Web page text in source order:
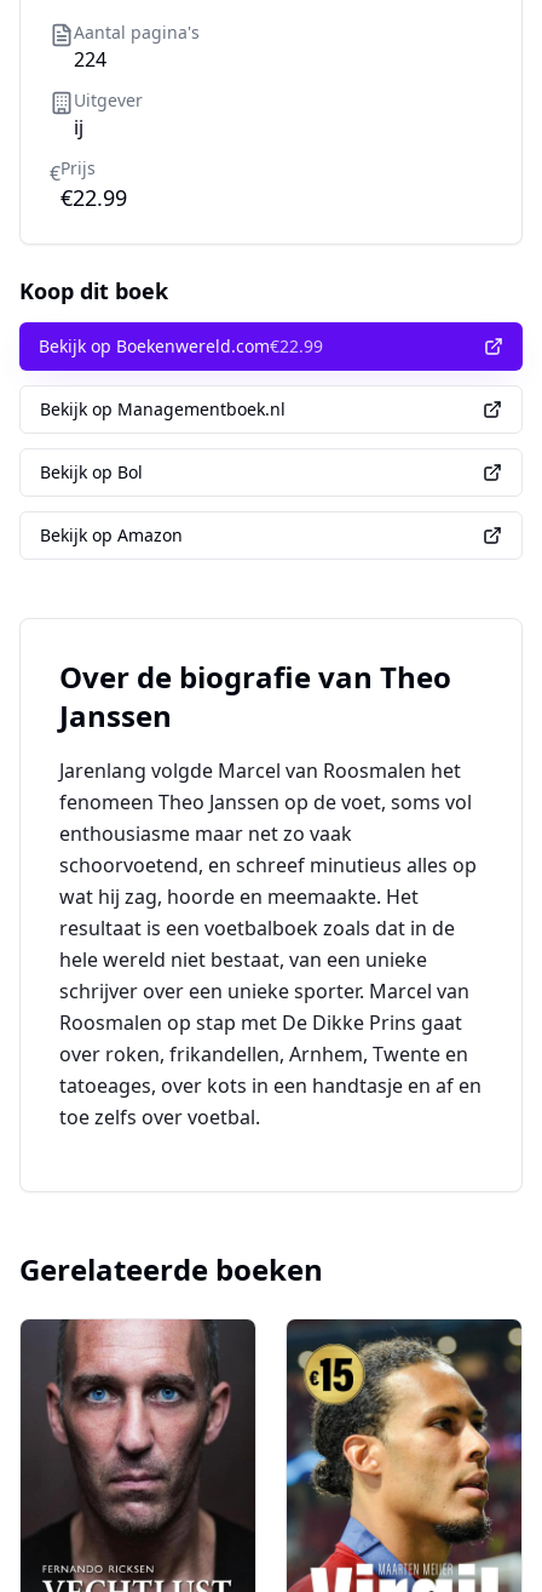
Aantal pagina's
224
Uitgever
ij
€Prijs
€22.99
Koop dit boek
Bekijk op Boekenwereld.com€22.99
Bekijk op Managementboek.nl
Bekijk op Bol
Bekijk op Amazon
Over de biografie van Theo
Janssen
Jarenlang volgde Marcel van Roosmalen het
fenomeen Theo Janssen op de voet, soms vol
enthousiasme maar net zo vaak
schoorvoetend, en schreef minutieus alles op
wat hij zag, hoorde en meemaakte. Het
resultaat is een voetbalboek zoals dat in de
hele wereld niet bestaat, van een unieke
schrijver over een unieke sporter. Marcel van
Roosmalen op stap met De Dikke Prins gaat
over roken, frikandellen, Arnhem, Twente en
tatoeages, over kots in een handtasje en af en
toe zelfs over voetbal.
Gerelateerde boeken